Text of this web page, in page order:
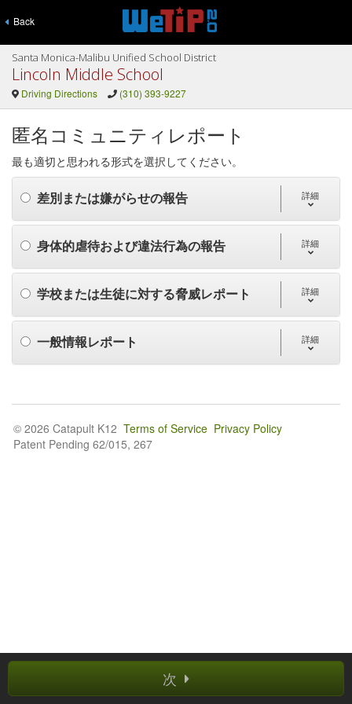
Back
Santa Monica-Malibu Unified School District
Lincoln Middle School
Driving Directions (310) 393-9227
匿名コミュニティレポート
最も適切と思われる形式を選択してください。
差別または嫌がらせの報告 詳細
身体的虐待および違法行為の報告 詳細
学校または生徒に対する脅威レポート 詳細
一般情報レポート 詳細
次
© 2026 Catapult K12 Terms of Service Privacy Policy
Patent Pending 62/015, 267